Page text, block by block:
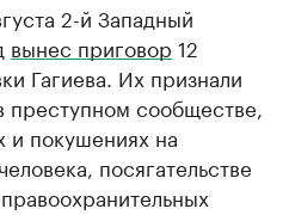
2-й Западный
вынес приговор 12
Гагиева. Их признали
преступном сообществе,
и покушениях на
посягательстве